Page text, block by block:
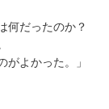
何だったのか？
よかった。」